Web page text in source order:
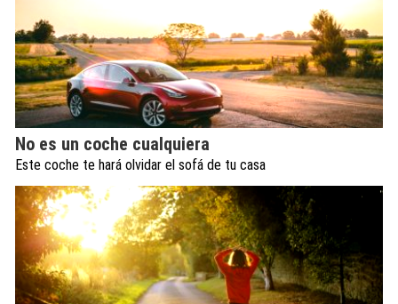
No es un coche cualquiera
Este coche te hará olvidar el sofá de tu casa